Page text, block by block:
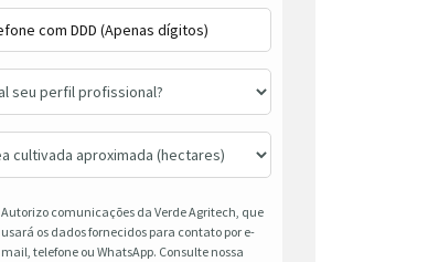
Autorizo comunicações da Verde Agritech, que
usará os dados fornecidos para contato por e-
mail, telefone ou WhatsApp. Consulte nossa